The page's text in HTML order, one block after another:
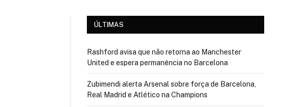
ÚLTIMAS
Rashford avisa que não retorna ao Manchester
United e espera permanência no Barcelona
Zubimendi alerta Arsenal sobre força de Barcelona,
Real Madrid e Atlético na Champions